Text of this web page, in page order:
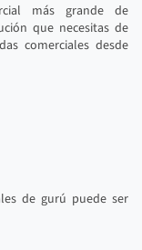
más grande de
que necesitas de
comerciales desde
de gurú puede ser